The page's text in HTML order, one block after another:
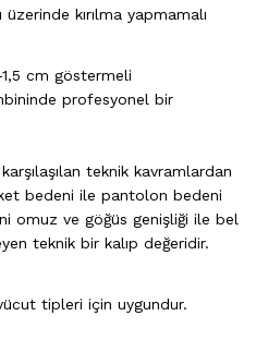
kırılma yapmamalı
cm göstermeli
profesyonel bir
teknik kavramlardan
bedeni ile pantolon bedeni
omuz ve göğüs genişliği ile bel
teknik bir kalıp değeridir.
tipleri için uygundur.